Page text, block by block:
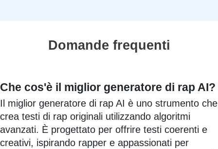
Domande frequenti
Che cos'è il miglior generatore di rap AI?
Il miglior generatore di rap AI è uno strumento che
crea testi di rap originali utilizzando algoritmi
avanzati. È progettato per offrire testi coerenti e
creativi, ispirando rapper e appassionati per